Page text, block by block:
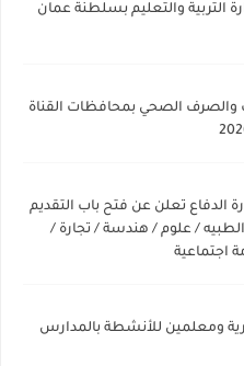
التربية والتعليم بسلطنة عمان
الصحي بمحافظات القناة
تعلن عن فتح باب التقديم
الطبيه / علوم / هندسة / تجارة /
اجتماعية
ومعلمين للأنشطة بالمدارس